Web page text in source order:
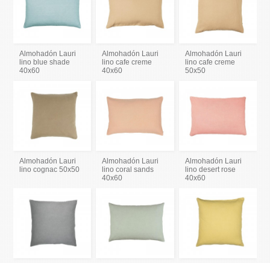
Almohadón Lauri
lino blue shade
40x60
Almohadón Lauri
lino cafe creme
40x60
Almohadón Lauri
lino cafe creme
50x50
Almohadón Lauri
lino cognac 50x50
Almohadón Lauri
lino coral sands
40x60
Almohadón Lauri
lino desert rose
40x60